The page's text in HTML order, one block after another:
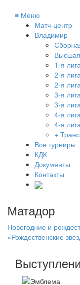
≡ Меню
Матч-центр
Владимир
1-я
2-я
2-я
3-я
3-я
4-я
4-я
+
Все турниры
КДК
Документы
Контакты
Матадор
Новогодние и
«Рождественские